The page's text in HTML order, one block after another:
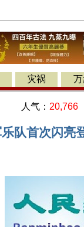
灾祸 万
人气： 20,766
队首次闪亮